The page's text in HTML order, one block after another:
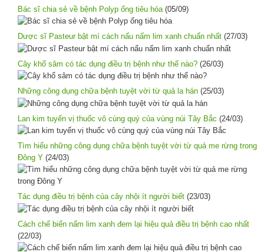
Bác sĩ chia sẻ về bệnh Polyp ống tiêu hóa (05/09)
Dược sĩ Pasteur bật mí cách nấu nấm lim xanh chuẩn nhất (27/03)
Cây khổ sâm có tác dụng điều trị bệnh như thế nào? (26/03)
Những công dụng chữa bệnh tuyệt vời từ quả la hán (25/03)
Lan kim tuyến vị thuốc vô cùng quý của vùng núi Tây Bắc (24/03)
Tìm hiểu những công dụng chữa bệnh tuyệt vời từ quả me rừng trong
Đông Y (24/03)
Tác dụng điều trị bệnh của cây nhội ít người biết (23/03)
Cách chế biến nấm lim xanh đem lại hiệu quả điều trị bệnh cao nhất
(22/03)